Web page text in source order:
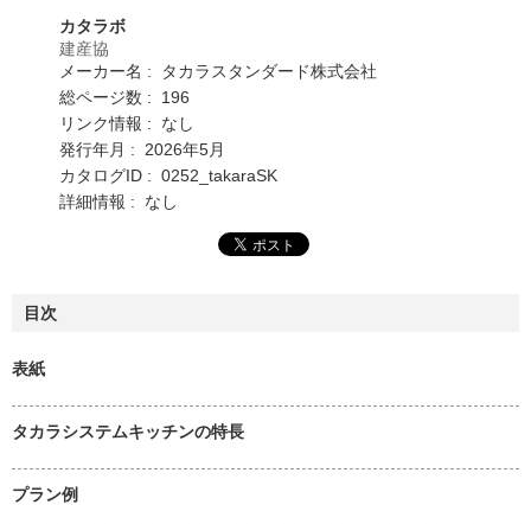
カタラボ
建産協
メーカー名 : タカラスタンダード株式会社
総ページ数 : 196
リンク情報 : なし
発行年月 : 2026年5月
カタログID : 0252_takaraSK
詳細情報 : なし
目次
表紙
タカラシステムキッチンの特長
プラン例